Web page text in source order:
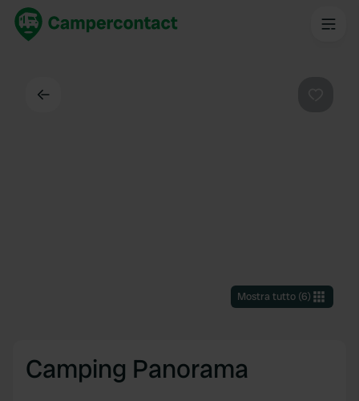
Mostra tutto(6)
Camping Panorama